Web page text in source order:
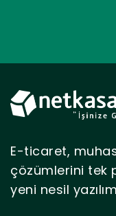
E-ticaret,
çözümlerini tek
yeni nesil